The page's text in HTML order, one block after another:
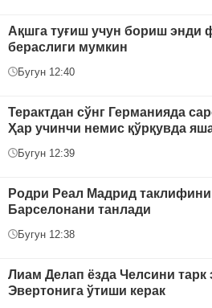
Ақшга туғиш учун бориш энди
бераслиги мумкин
Бугун 12:40
Терактдан сўнг Германияда
Ҳар учинчи немис қўрқувда
Бугун 12:39
Родри Реал Мадрид таклифини
Барселонани танлади
Бугун 12:38
Лиам Делап ёзда Челсини тарк
Эвертонига ўтиши керак